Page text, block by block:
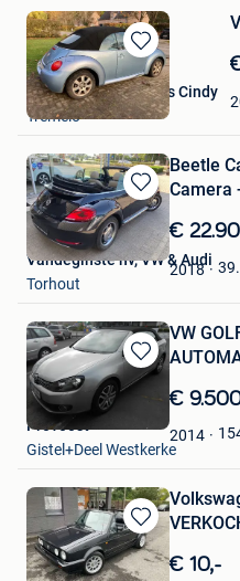
Bewaren
in
Mijn
Favorieten
Cuyvers Patrik - Joris Cindy
Tremelo
Bewaren
in
Mijn
Favorieten
Beetle
Camera
€
2018
Vandeginste nv, VW & Audi
Torhout
Bewaren
in
Favorieten
VW GOLF
€
2014
Provoost
Gistel+Deel Westkerke
Bewaren
in
Mijn
€ 10,-